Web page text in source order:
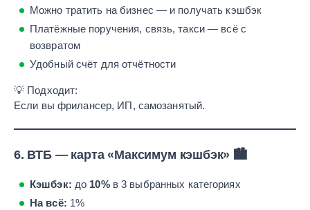
Можно тратить на бизнес — и получать кэшбэк
Платёжные поручения, связь, такси — всё с
возвратом
Удобный счёт для отчётности
💡 Подходит:
Если вы фрилансер, ИП, самозанятый.
6. ВТБ — карта «Максимум кэшбэк» 🏙️
Кэшбэк: до 10%в 3 выбранных категориях
На всё: 1%